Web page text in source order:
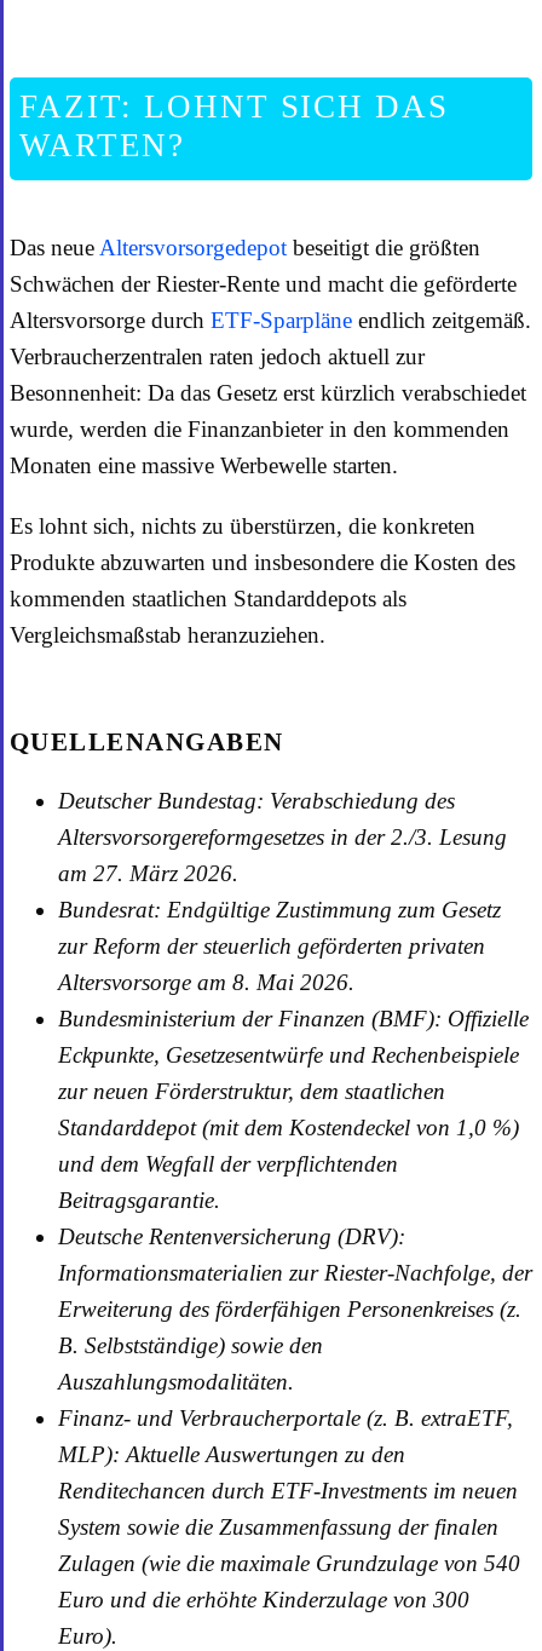
FAZIT: LOHNT SICH DAS
WARTEN?
Das neue Altersvorsorgedepot beseitigt die größten
Schwächen der Riester-Rente und macht die geförderte
Altersvorsorge durch ETF-Sparpläne endlich zeitgemäß.
Verbraucherzentralen raten jedoch aktuell zur
Besonnenheit: Da das Gesetz erst kürzlich verabschiedet
wurde, werden die Finanzanbieter in den kommenden
Monaten eine massive Werbewelle starten.
Es lohnt sich, nichts zu überstürzen, die konkreten
Produkte abzuwarten und insbesondere die Kosten des
kommenden staatlichen Standarddepots als
Vergleichsmaßstab heranzuziehen.
QUELLENANGABEN
Deutscher Bundestag: Verabschiedung des
Altersvorsorgereformgesetzes in der 2./3. Lesung
am 27. März 2026.
Bundesrat: Endgültige Zustimmung zum Gesetz
zur Reform der steuerlich geförderten privaten
Altersvorsorge am 8. Mai 2026.
Bundesministerium der Finanzen (BMF): Offizielle
Eckpunkte, Gesetzesentwürfe und Rechenbeispiele
zur neuen Förderstruktur, dem staatlichen
Standarddepot (mit dem Kostendeckel von 1,0 %)
und dem Wegfall der verpflichtenden
Beitragsgarantie.
Deutsche Rentenversicherung (DRV):
Informationsmaterialien zur Riester-Nachfolge, der
Erweiterung des förderfähigen Personenkreises (z.
B. Selbstständige) sowie den
Auszahlungsmodalitäten.
Finanz- und Verbraucherportale (z. B. extraETF,
MLP): Aktuelle Auswertungen zu den
Renditechancen durch ETF-Investments im neuen
System sowie die Zusammenfassung der finalen
Zulagen (wie die maximale Grundzulage von 540
Euro und die erhöhte Kinderzulage von 300
Euro).